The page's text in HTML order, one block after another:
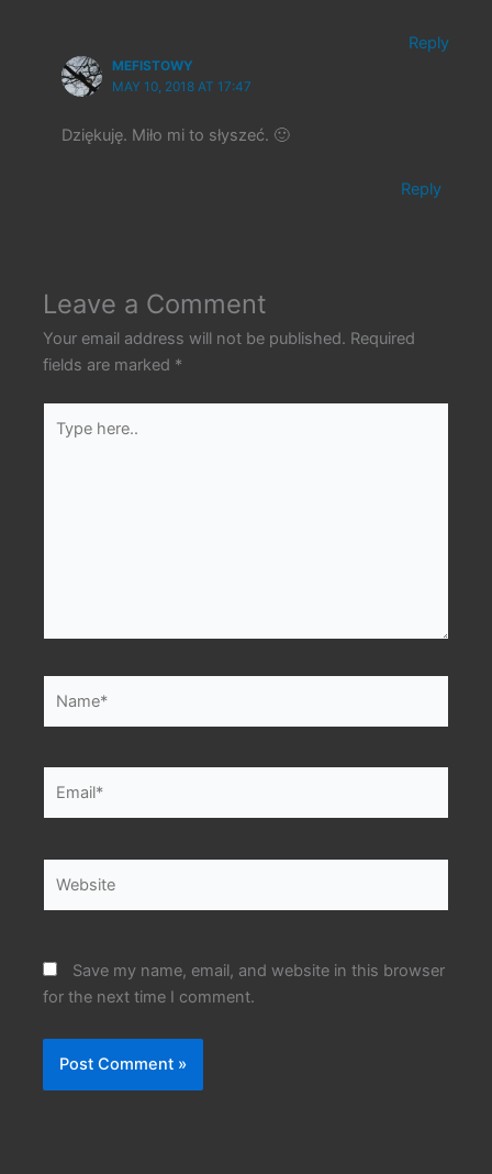
Reply
MEFISTOWY
MAY 10, 2018 AT 17:47
Dziękuję. Miło mi to słyszeć. 🙂
Reply
Leave a Comment
Your email address will not be published. Required
fields are marked *
here..
Save my name, email, and website in this browser
for the next time I comment.